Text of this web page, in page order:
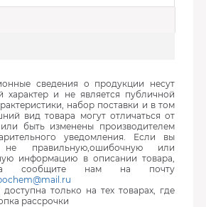
сведения о продукции несут
характер и не является публичной
набор поставки и в том
вид товара могут отличаться от
быть изменены производителем
уведомления. Если вы
не правильную,ошибочную или
информацию в описании товара,
сообщите нам на почту
доступна только на тех товарах, где
рассрочки